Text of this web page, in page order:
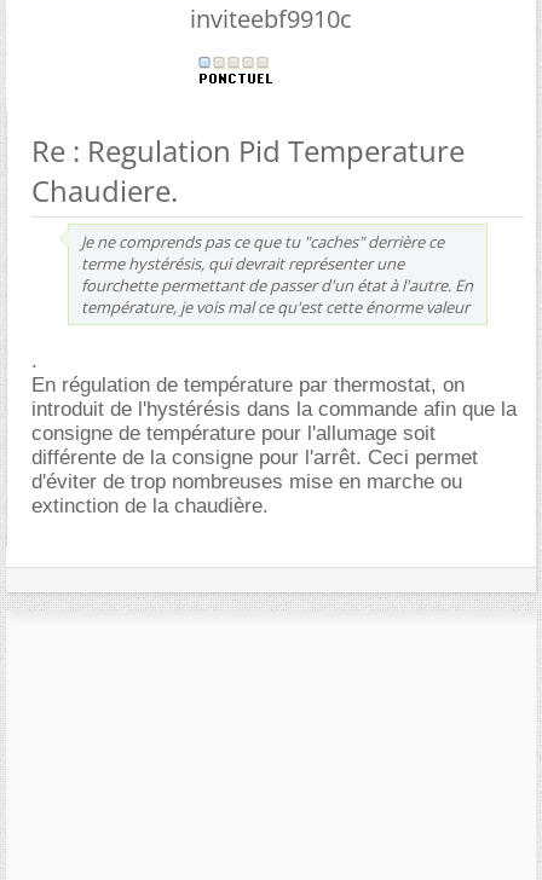
inviteebf9910c
Re : Regulation Pid Temperature
Chaudiere.
Je ne comprends pas ce que tu "caches" derrière ce
terme hystérésis, qui devrait représenter une
fourchette permettant de passer d'un état à l'autre. En
température, je vois mal ce qu'est cette énorme valeur
.
En régulation de température par thermostat, on
introduit de l'hystérésis dans la commande afin que la
consigne de température pour l'allumage soit
différente de la consigne pour l'arrêt. Ceci permet
d'éviter de trop nombreuses mise en marche ou
extinction de la chaudière.